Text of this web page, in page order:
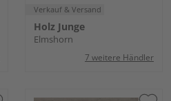
Verkauf & Versand
Holz Junge
Elmshorn
7 weitere Händler